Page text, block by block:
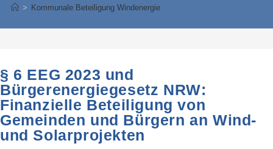
> Kommunale Beteiligung Windenergie
§ 6 EEG 2023 und
Bürgerenergiegesetz NRW:
Finanzielle Beteiligung von
Gemeinden und Bürgern an Wind-
und Solarprojekten